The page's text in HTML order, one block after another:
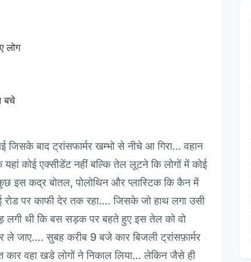
लोग
बचे
बाद ट्रांसफार्मर खम्भो से नीचे आ गिरा... वहान
कोई एक्सीडेंट नहीं बल्कि तेल लूटने कि लोगों में कोई
इस कद्र बोतल, पोलोथिन और प्लास्टिक कि कैन में
पर काफी देर तक रहा.... जिसके जो हाथ लगा उसी
लगी थी कि बस सड़क पर बहते हुए इस तेल को वो
ले जाए.... सुबह करीब 9 बजे कार बिजली ट्रांसफ़ार्मर
वहा खडे लोगों ने निकाल लिया... लेकिन जैसे ही